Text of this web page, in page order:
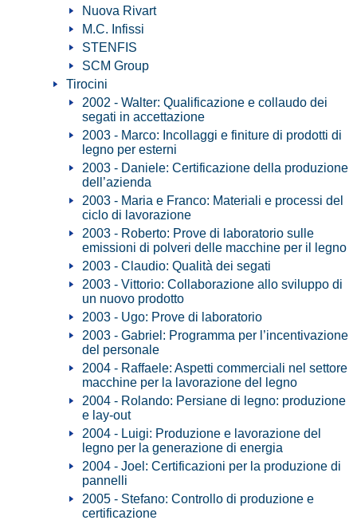
Nuova Rivart
M.C. Infissi
STENFIS
SCM Group
Tirocini
2002 - Walter: Qualificazione e collaudo dei
segati in accettazione
2003 - Marco: Incollaggi e finiture di prodotti di
legno per esterni
2003 - Daniele: Certificazione della produzione
dell’azienda
2003 - Maria e Franco: Materiali e processi del
ciclo di lavorazione
2003 - Roberto: Prove di laboratorio sulle
emissioni di polveri delle macchine per il legno
2003 - Claudio: Qualità dei segati
2003 - Vittorio: Collaborazione allo sviluppo di
un nuovo prodotto
2003 - Ugo: Prove di laboratorio
2003 - Gabriel: Programma per l’incentivazione
del personale
2004 - Raffaele: Aspetti commerciali nel settore
macchine per la lavorazione del legno
2004 - Rolando: Persiane di legno: produzione
e lay-out
2004 - Luigi: Produzione e lavorazione del
legno per la generazione di energia
2004 - Joel: Certificazioni per la produzione di
pannelli
2005 - Stefano: Controllo di produzione e
certificazione